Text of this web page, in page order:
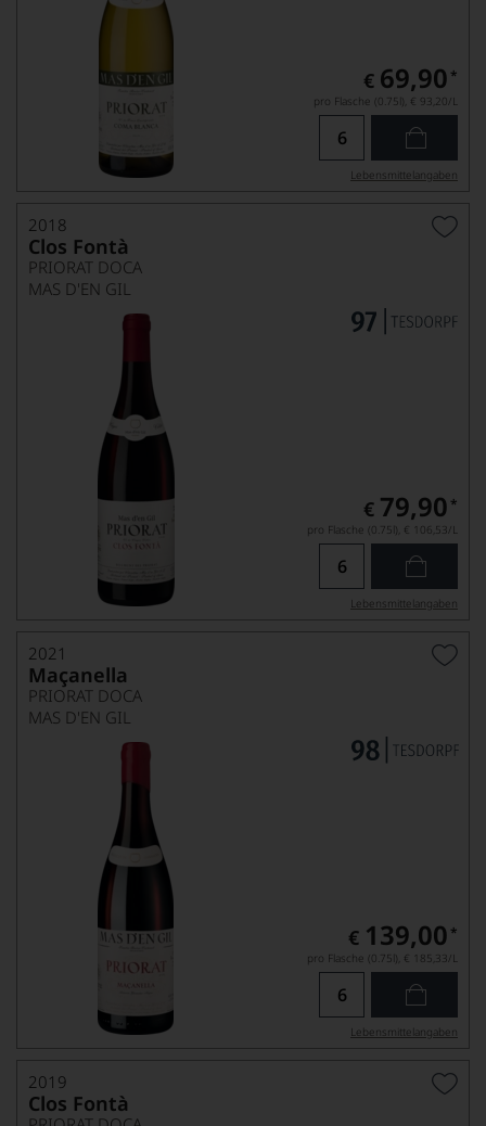
€ 69,90 *
pro Flasche (0.75l), € 93,20/L
Lebensmittel­angaben
2018
Clos Fontà
PRIORAT DOCA
MAS D'EN GIL
€ 79,90 *
pro Flasche (0.75l), € 106,53/L
Lebensmittel­angaben
2021
Maçanella
PRIORAT DOCA
MAS D'EN GIL
€ 139,00 *
pro Flasche (0.75l), € 185,33/L
Lebensmittel­angaben
2019
Clos Fontà